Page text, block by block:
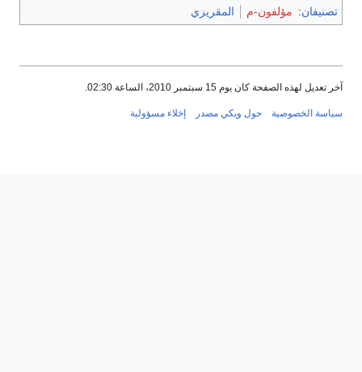
تصنيفان: مؤلفون-م المقريزي
آخر تعديل لهذه الصفحة كان يوم 15 سبتمبر 2010، الساعة 02:30.
سياسة الخصوصية حول ويكي مصدر إخلاء مسؤولية